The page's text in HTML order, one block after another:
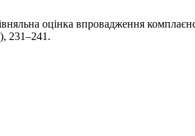
оцінка впровадження
231–241.